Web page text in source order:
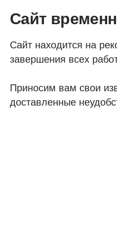
Сайт
Сайт находится на
завершения всех
Приносим вам свои
доставленные